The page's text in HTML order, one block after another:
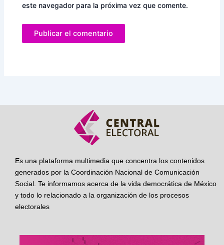
este navegador para la próxima vez que comente.
Es una plataforma multimedia que concentra los contenidos
generados por la Coordinación Nacional de Comunicación
Social. Te informamos acerca de la vida democrática de México
y todo lo relacionado a la organización de los procesos
electorales